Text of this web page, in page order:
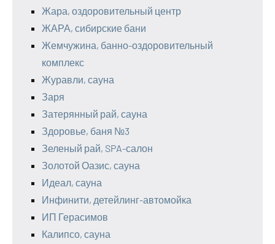
Жара, оздоровительный центр
ЖАРА, сибирские бани
Жемчужина, банно-оздоровительный
комплекс
Журавли, сауна
Заря
Затерянный рай, сауна
Здоровье, баня №3
Зеленый рай, SPA-салон
Золотой Оазис, сауна
Идеал, сауна
Инфинити, детейлинг-автомойка
ИП Герасимов
Калипсо, сауна